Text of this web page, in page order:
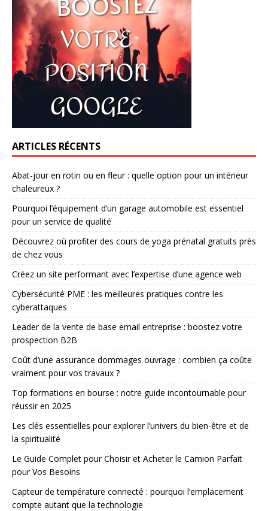
ARTICLES RÉCENTS
Abat-jour en rotin ou en fleur : quelle option pour un intérieur
chaleureux ?
Pourquoi l’équipement d’un garage automobile est essentiel
pour un service de qualité
Découvrez où profiter des cours de yoga prénatal gratuits près
de chez vous
Créez un site performant avec l’expertise d’une agence web
Cybersécurité PME : les meilleures pratiques contre les
cyberattaques
Leader de la vente de base email entreprise : boostez votre
prospection B2B
Coût d’une assurance dommages ouvrage : combien ça coûte
vraiment pour vos travaux ?
Top formations en bourse : notre guide incontournable pour
réussir en 2025
Les clés essentielles pour explorer l’univers du bien-être et de
la spiritualité
Le Guide Complet pour Choisir et Acheter le Camion Parfait
pour Vos Besoins
Capteur de température connecté : pourquoi l’emplacement
compte autant que la technologie